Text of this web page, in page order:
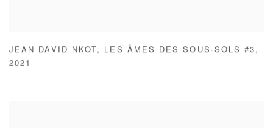
JEAN DAVID NKOT , LES ÂMES DES SOUS-SOLS #3 ,
2021